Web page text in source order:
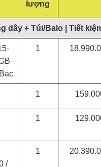
lượng
dây + Túi/Balo | Tiết
1
1
1
/
1